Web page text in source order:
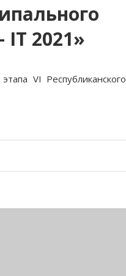
IT 2021»
VI Республиканского